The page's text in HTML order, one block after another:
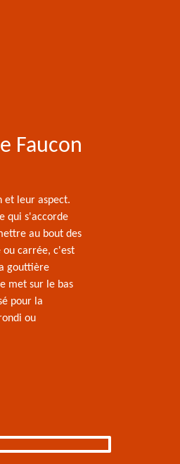
Faucon
et leur aspect.
qui s'accorde
au bout des
ou carrée, c'est
gouttière
met sur le bas
pour la
ou